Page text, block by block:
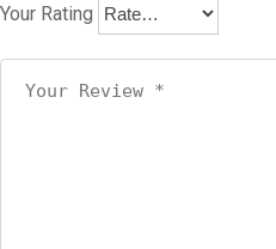
Your Rating